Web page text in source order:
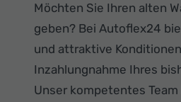
Möchten Sie Ihren alten
geben? Bei Autoflex24
und attraktive
Inzahlungnahme Ihres
Unser kompetentes